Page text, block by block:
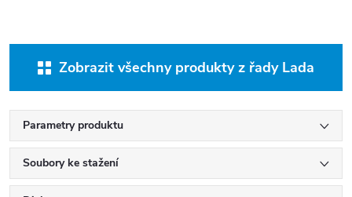
Zobrazit všechny produkty z řady Lada
Parametry produktu
Soubory ke stažení